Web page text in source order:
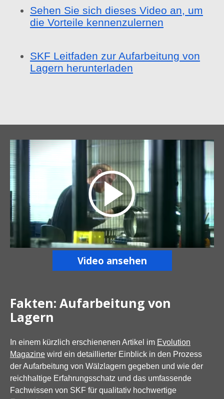
Sehen Sie sich dieses Video an, um
die Vorteile kennenzulernen
SKF Leitfaden zur Aufarbeitung von
Lagern herunterladen
Video ansehen
Fakten: Aufarbeitung von
Lagern
In einem kürzlich erschienenen Artikel im Evolution
Magazine wird ein detaillierter Einblick in den Prozess
der Aufarbeitung von Wälzlagern gegeben und wie der
reichhaltige Erfahrungsschatz und das umfassende
Fachwissen von SKF für qualitativ hochwertige